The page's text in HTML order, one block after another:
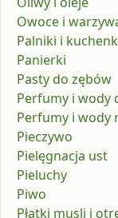
Owoce i
Palniki i
Panierki
Pasty do zębów
Perfumy i wody
Perfumy i wody
Pieczywo
Pielęgnacja ust
Pieluchy
Piwo
Płatki musli i